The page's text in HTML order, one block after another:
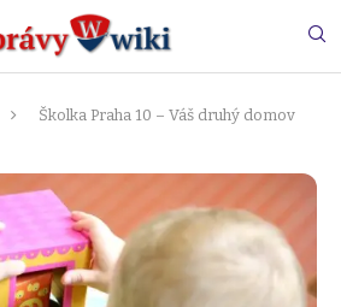
Školka Praha 10 – Váš druhý domov